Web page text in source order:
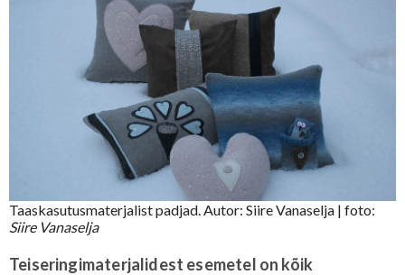
Taaskasutusmaterjalist padjad. Autor: Siire Vanaselja | foto:
Siire Vanaselja
Teiseringimaterjalidest esemetel on kõik